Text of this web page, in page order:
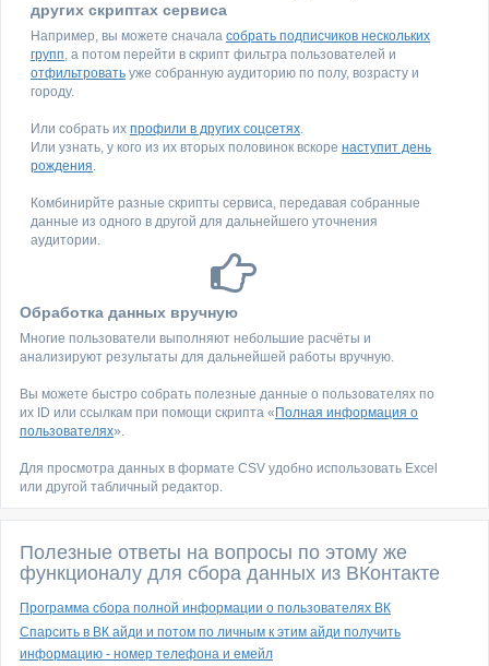
других скриптах сервиса
Например, вы можете сначала собрать подписчиков нескольких
групп, а потом перейти в скрипт фильтра пользователей и
отфильтровать уже собранную аудиторию по полу, возрасту и
городу.
Или собрать их профили в других соцсетях.
Или узнать, у кого из их вторых половинок вскоре наступит день
рождения.
Комбинирйте разные скрипты сервиса, передавая собранные
данные из одного в другой для дальнейшего уточнения
аудитории.
Обработка данных вручную
Многие пользователи выполняют небольшие расчёты и
анализируют результаты для дальнейшей работы вручную.
Вы можете быстро собрать полезные данные о пользователях по
их ID или ссылкам при помощи скрипта « Полная информация о
пользователях».
Для просмотра данных в формате CSV удобно использовать Excel
или другой табличный редактор.
Полезные ответы на вопросы по этому же
функционалу для сбора данных из ВКонтакте
Программа сбора полной информации о пользователях ВК
Спарсить в ВК айди и потом по личным к этим айди получить
информацию - номер телефона и емейл